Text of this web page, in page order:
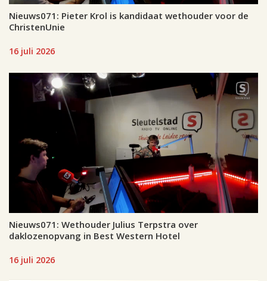
Nieuws071: Pieter Krol is kandidaat wethouder voor de
ChristenUnie
16 juli 2026
Nieuws071: Wethouder Julius Terpstra over
daklozenopvang in Best Western Hotel
16 juli 2026